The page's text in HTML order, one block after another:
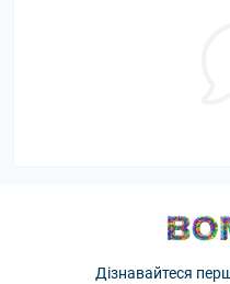
Дізнавайтеся